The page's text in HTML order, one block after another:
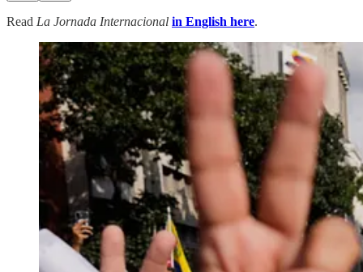
Read La Jornada Internacional in English here.